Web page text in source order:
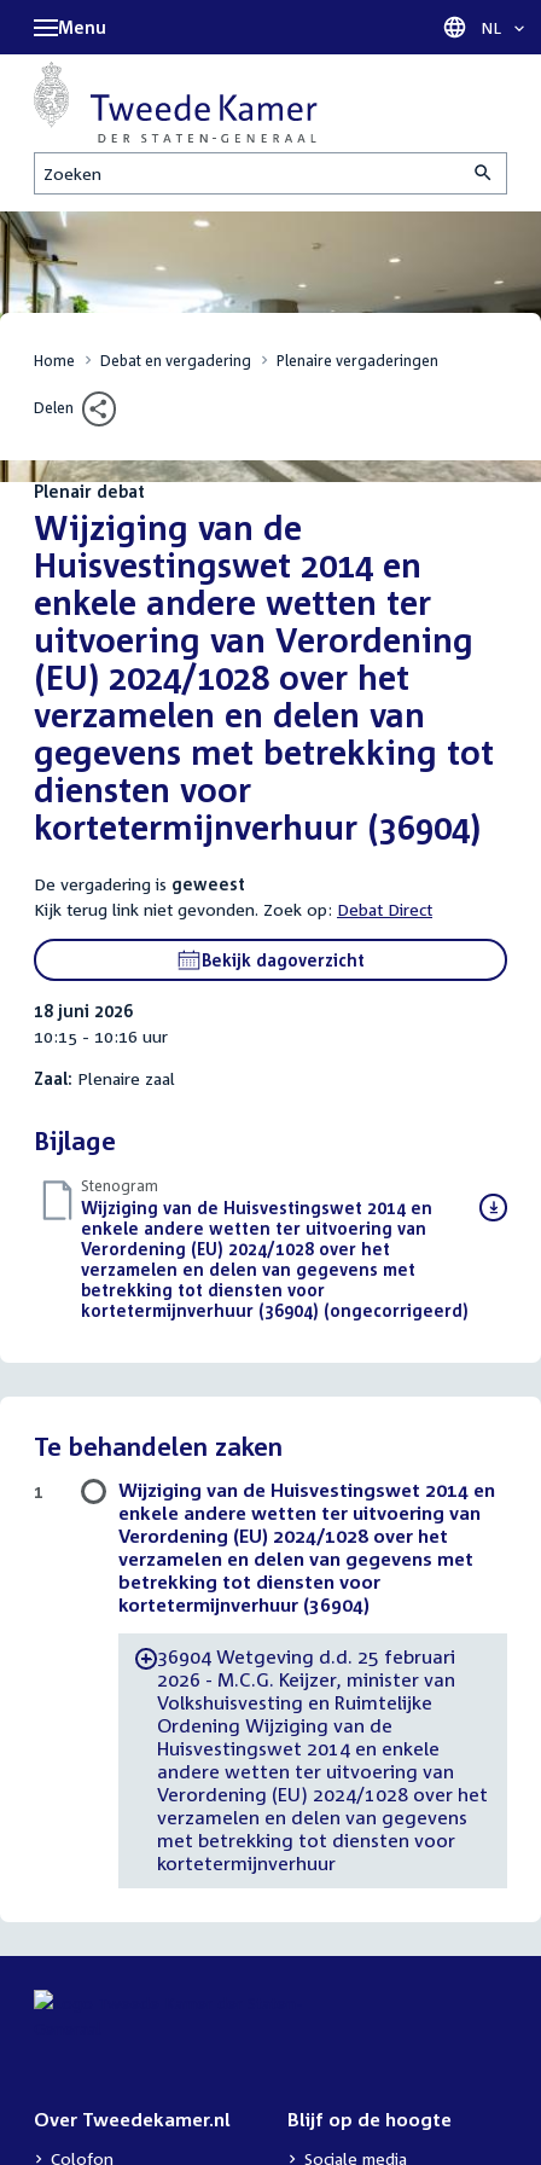
Zoeken
Menu Taal
NL
Home Debat en vergadering Plenaire vergaderingen
Delen
Plenair debat
:Wijziging van de
Huisvestingswet 2014 en
enkele andere wetten ter
uitvoering van Verordening
(EU) 2024/1028 over het
verzamelen en delen van
gegevens met betrekking tot
diensten voor
kortetermijnverhuur (36904)
De vergadering is geweest
Kijk terug link niet gevonden. Zoek op: Debat Direct
Bekijk dagoverzicht
18 juni 2026
10:15 - 10:16 uur
Zaal: Plenaire zaal
Bijlage
Stenogram
Download
bestand:
Wijziging van de Huisvestingswet 2014 en
enkele andere wetten ter uitvoering van
Verordening (EU) 2024/1028 over het
verzamelen en delen van gegevens met
betrekking tot diensten voor
kortetermijnverhuur (36904) (ongecorrigeerd)
Te behandelen zaken
Wijziging van de Huisvestingswet 2014 en
enkele andere wetten ter uitvoering van
Verordening (EU) 2024/1028 over het
verzamelen en delen van gegevens met
betrekking tot diensten voor
kortetermijnverhuur (36904)
-36904 Wetgeving d.d. 25 februari
2026 - M.C.G. Keijzer, minister van
Volkshuisvesting en Ruimtelijke
Ordening Wijziging van de
Huisvestingswet 2014 en enkele
andere wetten ter uitvoering van
Verordening (EU) 2024/1028 over het
verzamelen en delen van gegevens
met betrekking tot diensten voor
kortetermijnverhuur
1
Over Tweedekamer.nl
Colofon
Blijf op de hoogte
Sociale media